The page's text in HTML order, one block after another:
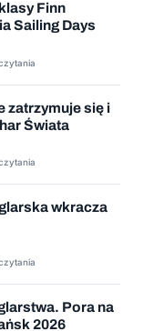
Finn
Sailing Days
zatrzymuje się i
Świata
wkracza
Pora na
2026